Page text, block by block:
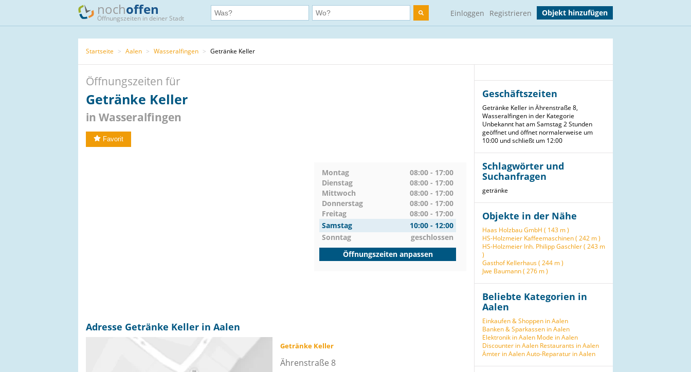
nochoffen
Öffnungszeiten in deiner Stadt
Einloggen Registrieren Objekt hinzufügen
Startseite > Aalen > Wasseralfingen > Getränke Keller
Öffnungszeiten für
Getränke Keller
in Wasseralfingen
Favorit
Montag
08:00 - 17:00
Dienstag
08:00 - 17:00
Mittwoch
08:00 - 17:00
Donnerstag
08:00 - 17:00
Freitag
08:00 - 17:00
Samstag
10:00 - 12:00
Sonntag
geschlossen
Öffnungszeiten anpassen
Adresse Getränke Keller in Aalen
Getränke Keller
Ährenstraße 8
Geschäftszeiten
Getränke Keller in Ährenstraße 8,
Wasseralfingen in der Kategorie
Unbekannt hat am Samstag 2 Stunden
geöffnet und öffnet normalerweise um
10:00 und schließt um 12:00
Schlagwörter und
Suchanfragen
getränke
Objekte in der Nähe
Haas Holzbau GmbH ( 143 m )
HS-Holzmeier Kaffeemaschinen ( 242 m )
HS-Holzmeier Inh. Philipp Gaschler ( 243 m
)
Gasthof Kellerhaus ( 244 m )
Jwe Baumann ( 276 m )
Beliebte Kategorien in
Aalen
Einkaufen & Shoppen in Aalen
Banken & Sparkassen in Aalen
Elektronik in Aalen Mode in Aalen
Discounter in Aalen Restaurants in Aalen
Ämter in AalenAuto-Reparatur in Aalen